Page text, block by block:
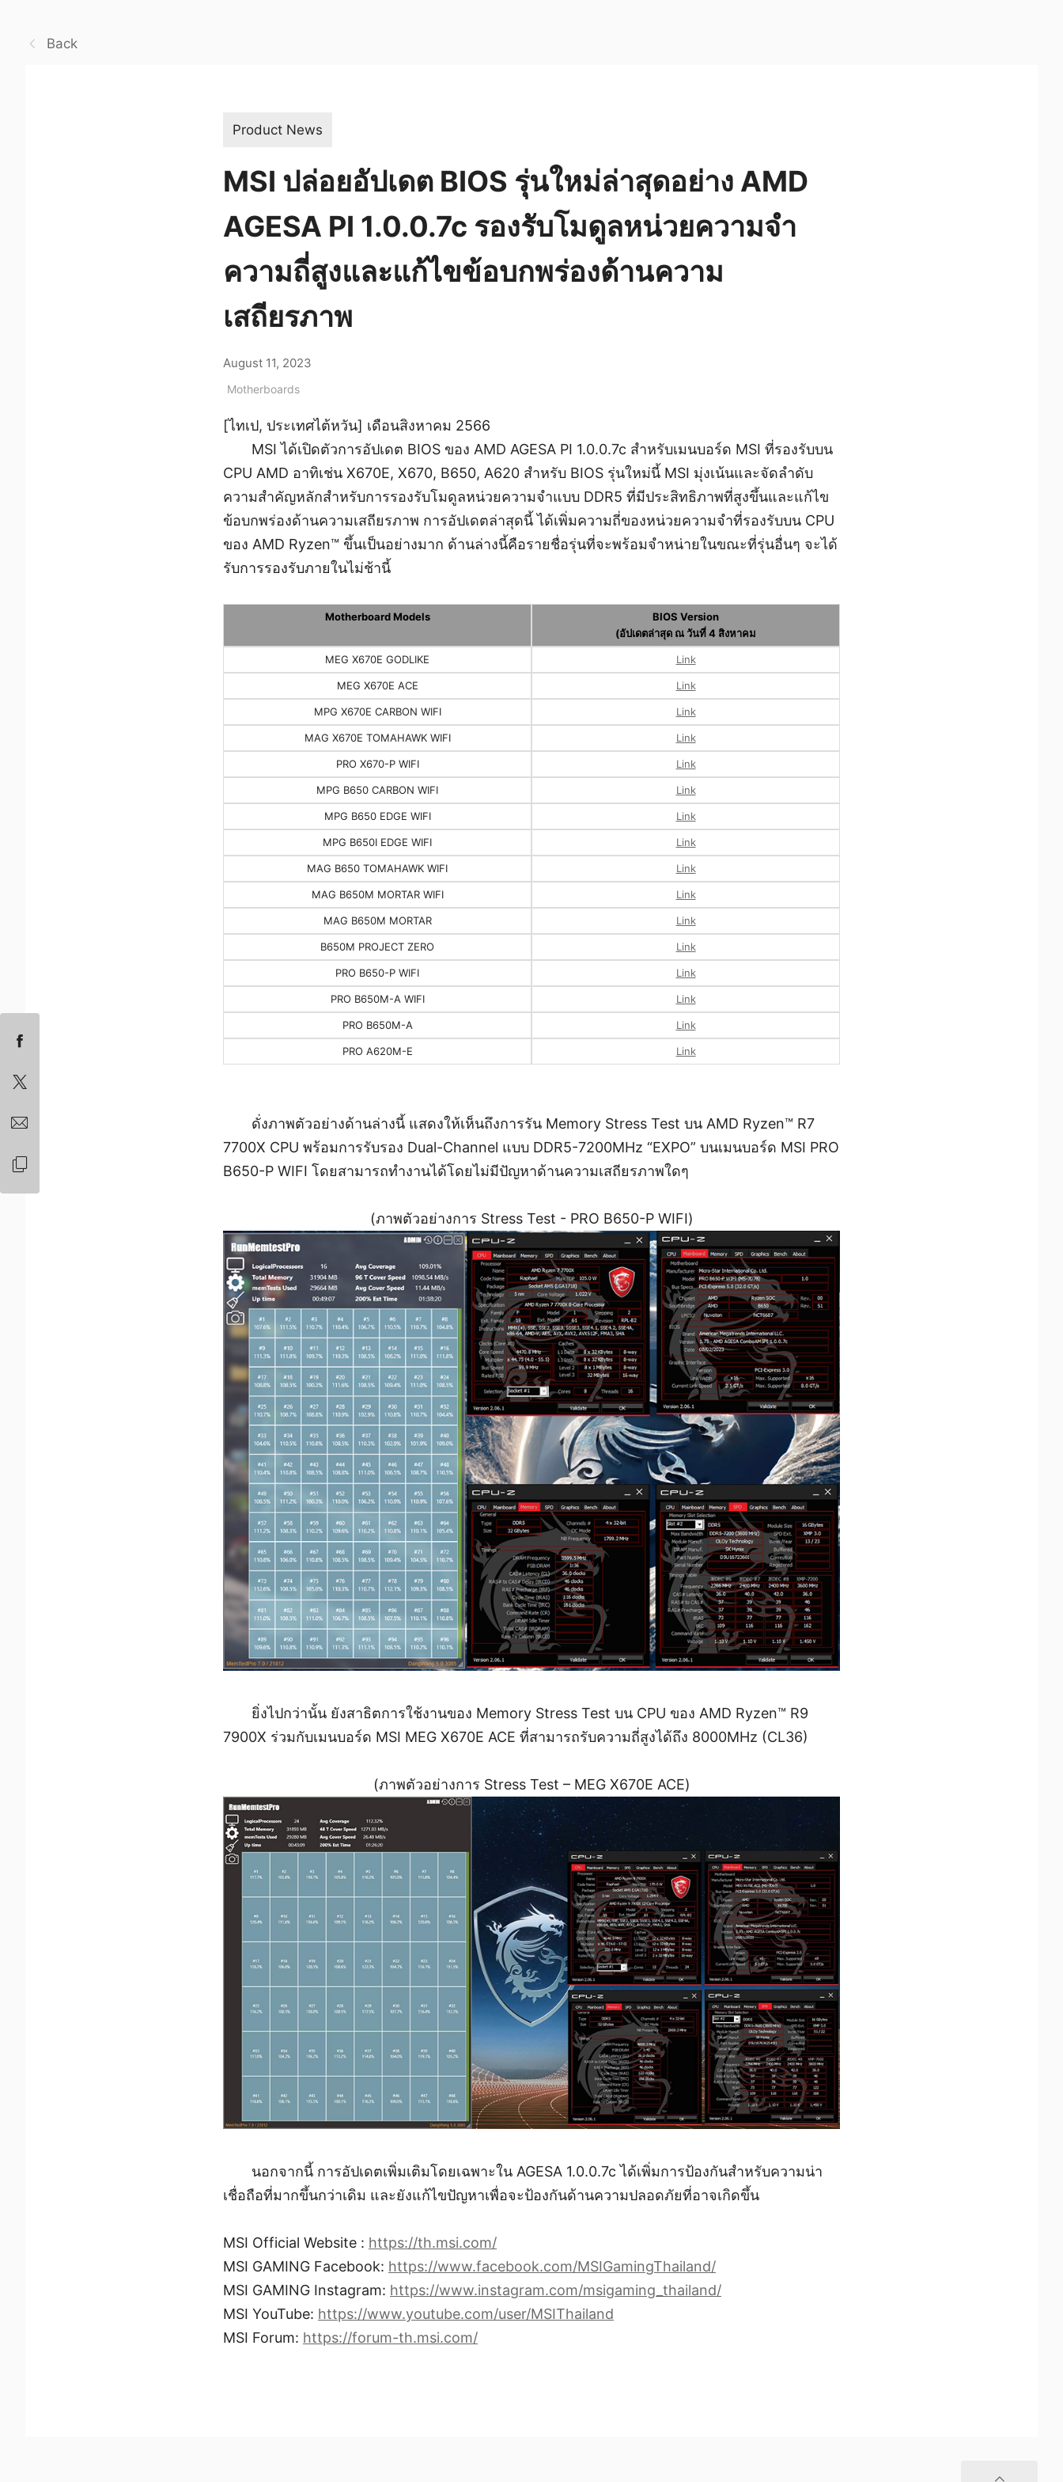
Back
Product News
MSI ปล่อยอัปเดต BIOS รุ่นใหม่ล่าสุดอย่าง AMD
AGESA PI 1.0.0.7c รองรับโมดูลหน่วยความจำ
ความถี่สูงและแก้ไขข้อบกพร่องด้านความ
เสถียรภาพ
August 11, 2023
Motherboards
[ไทเป, ประเทศไต้หวัน] เดือนสิงหาคม 2566
MSI ได้เปิดตัวการอัปเดต BIOS ของ AMD AGESA PI 1.0.0.7c สำหรับเมนบอร์ด MSI ที่รองรับบน
CPU AMD อาทิเช่น X670E, X670, B650, A620 สำหรับ BIOS รุ่นใหม่นี้ MSI มุ่งเน้นและจัดลำดับ
ความสำคัญหลักสำหรับการรองรับโมดูลหน่วยความจำแบบ DDR5 ที่มีประสิทธิภาพที่สูงขึ้นและแก้ไข
ข้อบกพร่องด้านความเสถียรภาพ การอัปเดตล่าสุดนี้ ได้เพิ่มความถี่ของหน่วยความจำที่รองรับบน CPU
ของ AMD Ryzen™ ขึ้นเป็นอย่างมาก ด้านล่างนี้คือรายชื่อรุ่นที่จะพร้อมจำหน่ายในขณะที่รุ่นอื่นๆ จะได้
รับการรองรับภายในไม่ช้านี้
Motherboard Models
BIOS Version
(อัปเดตล่าสุด ณ วันที่ 4 สิงหาคม
MEG X670E GODLIKE Link
MEG X670E ACE Link
MPG X670E CARBON WIFI Link
MAG X670E TOMAHAWK WIFI Link
PRO X670-P WIFI Link
MPG B650 CARBON WIFI Link
MPG B650 EDGE WIFI Link
MPG B650I EDGE WIFI Link
MAG B650 TOMAHAWK WIFI Link
MAG B650M MORTAR WIFI Link
MAG B650M MORTAR Link
B650M PROJECT ZERO Link
PRO B650-P WIFI Link
PRO B650M-A WIFI Link
PRO B650M-A Link
PRO A620M-E Link
ดั่งภาพตัวอย่างด้านล่างนี้ แสดงให้เห็นถึงการรัน Memory Stress Test บน AMD Ryzen™ R7
7700X CPU พร้อมการรับรอง Dual-Channel แบบ DDR5-7200MHz “EXPO” บนเมนบอร์ด MSI PRO
B650-P WIFI โดยสามารถทำงานได้โดยไม่มีปัญหาด้านความเสถียรภาพใดๆ
(ภาพตัวอย่างการ Stress Test - PRO B650-P WIFI)
ยิ่งไปกว่านั้น ยังสาธิตการใช้งานของ Memory Stress Test บน CPU ของ AMD Ryzen™ R9
7900X ร่วมกับเมนบอร์ด MSI MEG X670E ACE ที่สามารถรับความถี่สูงได้ถึง 8000MHz (CL36)
(ภาพตัวอย่างการ Stress Test – MEG X670E ACE)
นอกจากนี้ การอัปเดตเพิ่มเติมโดยเฉพาะใน AGESA 1.0.0.7c ได้เพิ่มการป้องกันสำหรับความน่า
เชื่อถือที่มากขึ้นกว่าเดิม และยังแก้ไขปัญหาเพื่อจะป้องกันด้านความปลอดภัยที่อาจเกิดขึ้น
MSI Official Website : https://th.msi.com/
MSI GAMING Facebook: https://www.facebook.com/MSIGamingThailand/
MSI GAMING Instagram: https://www.instagram.com/msigaming_thailand/
MSI YouTube: https://www.youtube.com/user/MSIThailand
MSI Forum: https://forum-th.msi.com/